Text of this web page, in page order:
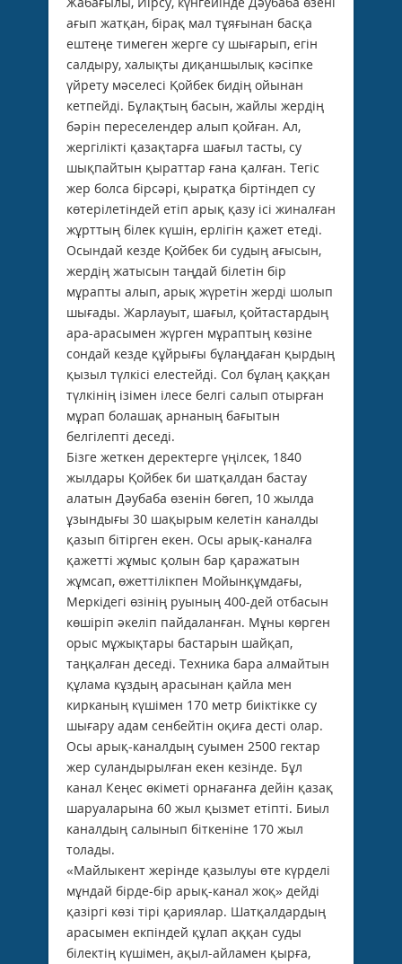
ағып жатқан, бiрақ мал тұяғынан басқа
ештеңе тимеген жерге су шығарып, егiн
салдыру, халықты диқаншылық кәсiпке
үйрету мәселесi Қойбек бидiң ойынан
кетпейдi. Бұлақтың басын, жайлы жердiң
бәрiн переселендер алып қойған. Ал,
жергiлiктi қазақтарға шағыл тасты, су
шықпайтын қыраттар ғана қалған. Тегiс
жер болса бiрсәрi, қыратқа бiртiндеп су
көтерiлетiндей етiп арық қазу iсi жиналған
жұрттың бiлек күшiн, ерлiгiн қажет етедi.
Осындай кезде Қойбек би судың ағысын,
жердiң жатысын таңдай бiлетiн бiр
мұрапты алып, арық жүретiн жердi шолып
шығады. Жарлауыт, шағыл, қойтастардың
ара-арасымен жүрген мұраптың көзiне
сондай кезде құйрығы бұлаңдаған қырдың
қызыл түлкiсi елестейдi. Сол бұлаң қаққан
түлкiнiң iзiмен iлесе белгi салып отырған
мұрап болашақ арнаның бағытын
белгiлептi деседi.
Бiзге жеткен деректерге үңiлсек, 1840
жылдары Қойбек би шатқалдан бастау
алатын Дәубаба өзенiн бөгеп, 10 жылда
ұзындығы 30 шақырым келетiн каналды
қазып бiтiрген екен. Осы арық-каналға
қажеттi жұмыс қолын бар қаражатын
жұмсап, өжеттiлiкпен Мойынқұмдағы,
Меркiдегi өзiнiң руының 400-дей отбасын
көшiрiп әкелiп пайдаланған. Мұны көрген
орыс мұжықтары бастарын шайқап,
таңқалған деседi. Техника бара алмайтын
құлама кұздың арасынан қайла мен
кирканың күшiмен 170 метр биiктiкке су
шығару адам сенбейтiн оқиға дестi олар.
Осы арық-каналдың суымен 2500 гектар
жер суландырылған екен кезiнде. Бұл
канал Кеңес өкiметi орнағанға дейiн қазақ
шаруаларына 60 жыл қызмет етiптi. Биыл
каналдың салынып бiткенiне 170 жыл
толады.
«Майлыкент жерiнде қазылуы өте күрделi
мұндай бiрде-бiр арық-канал жоқ» дейдi
қазiргi көзi тiрi қариялар. Шатқалдардың
арасымен екпiндей құлап аққан суды
бiлектiң күшiмен, ақыл-айламен қырға,